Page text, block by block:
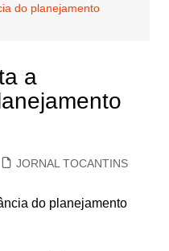
do planejamento
a
JORNAL TOCANTINS